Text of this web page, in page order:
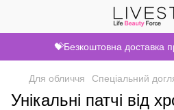
💝Безкоштовна доставка
Для обличчя Спеціальний
Унікальні патчі від